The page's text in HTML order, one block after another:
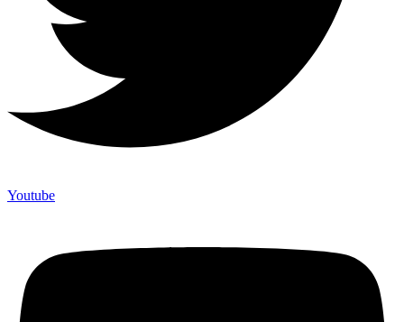
Youtube